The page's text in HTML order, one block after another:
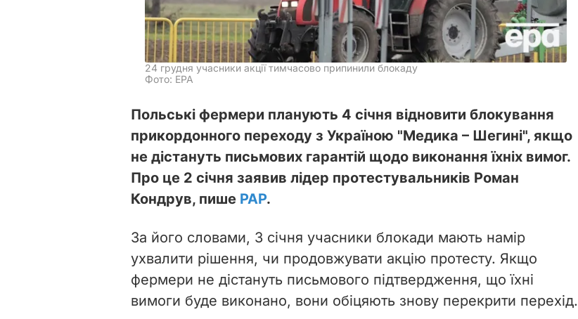
24 грудня учасники акції тимчасово припинили блокаду
Фото: ЕРА
Польські фермери планують 4 січня відновити блокування
прикордонного переходу з Україною "Медика – Шегині", якщо
не дістануть письмових гарантій щодо виконання їхніх вимог.
Про це 2 січня заявив лідер протестувальників Роман
Кондрув, пише PAP.
За його словами, 3 січня учасники блокади мають намір
ухвалити рішення, чи продовжувати акцію протесту. Якщо
фермери не дістануть письмового підтвердження, що їхні
вимоги буде виконано, вони обіцяють знову перекрити перехід.